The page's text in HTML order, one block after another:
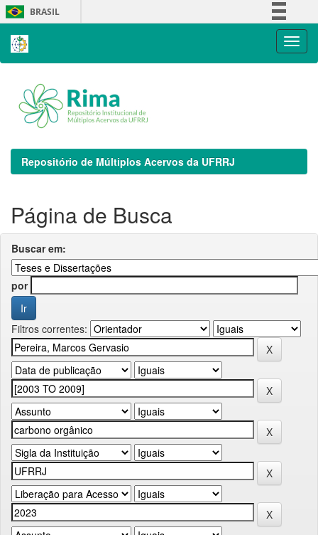
Skip
navigation
BRASIL
Repositório de Múltiplos Acervos da UFRRJ
Página de Busca
Buscar em:
por
Filtros correntes: